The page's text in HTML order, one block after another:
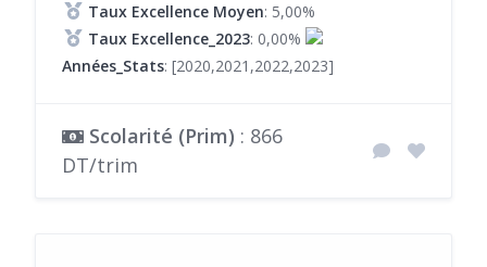
Taux Excellence Moyen: 5,00%
Taux Excellence_2023: 0,00%
Années_Stats: [2020,2021,2022,2023]
Scolarité (Prim) : 866
DT/trim